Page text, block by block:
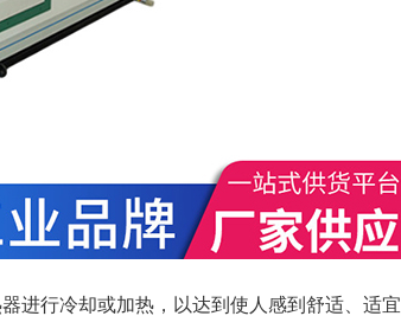
进行冷却或加热，以达到使人感到舒适、适